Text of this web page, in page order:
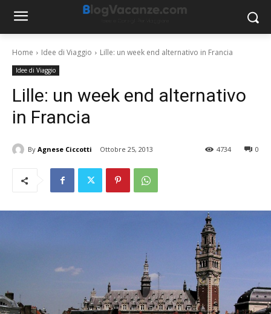
Home Idee di Viaggio Lille: un week end alternativo in Francia
Idee di Viaggio
Lille: un week end alternativo
in Francia
By Agnese Ciccotti Ottobre 25, 2013 0
4734